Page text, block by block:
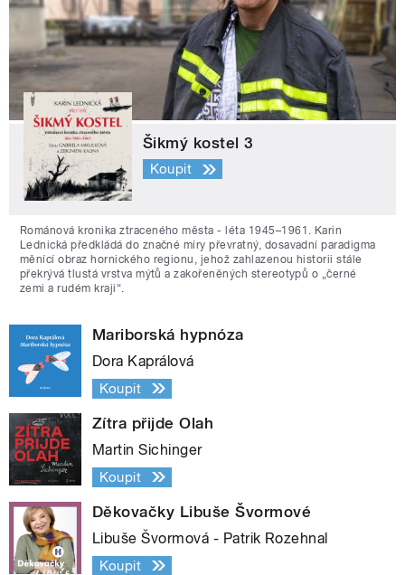
Šikmý kostel 3
Koupit
Románová kronika ztraceného města - léta 1945–1961. Karin
Lednická předkládá do značné míry převratný, dosavadní paradigma
měnící obraz hornického regionu, jehož zahlazenou historii stále
překrývá tlustá vrstva mýtů a zakořeněných stereotypů o „černé
zemi a rudém kraji“.
Mariborská hypnóza
Dora Kaprálová
Koupit
Zítra přijde Olah
Martin Sichinger
Koupit
Děkovačky Libuše Švormové
Libuše Švormová - Patrik Rozehnal
Koupit